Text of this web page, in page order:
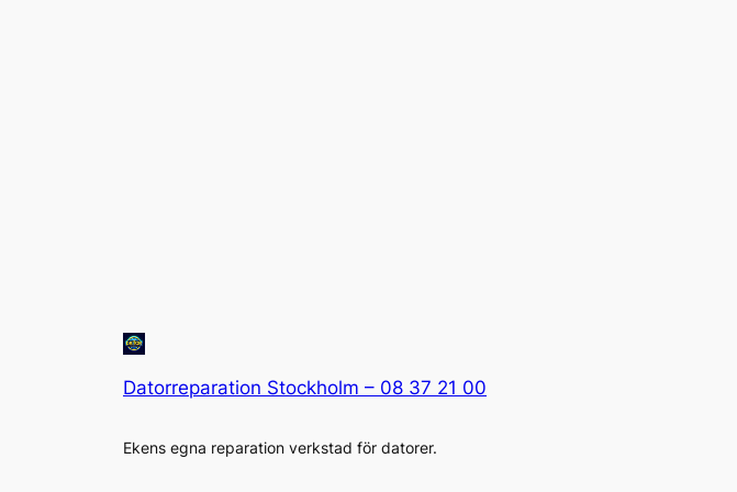
Datorreparation Stockholm – 08 37 21 00
Ekens egna reparation verkstad för datorer.